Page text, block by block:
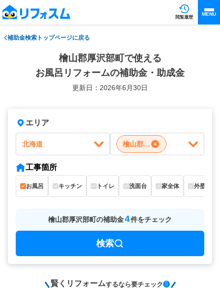
閲覧履歴
MENU
補助金検索トップページに戻る
檜山郡厚沢部町で使える
お風呂リフォームの補助金・助成金
更新日：2026年6月30日
エリア
北海道 檜山郡厚沢部町
工事箇所
お風呂 キッチン トイレ 洗面台 家全体 外壁
檜山郡厚沢部町の補助金4件をチェック
検索
賢くリフォームするなら要チェック